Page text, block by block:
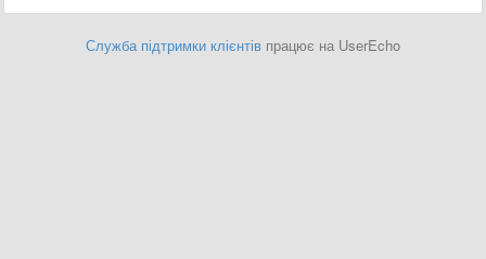
Служба підтримки клієнтів працює на UserEcho